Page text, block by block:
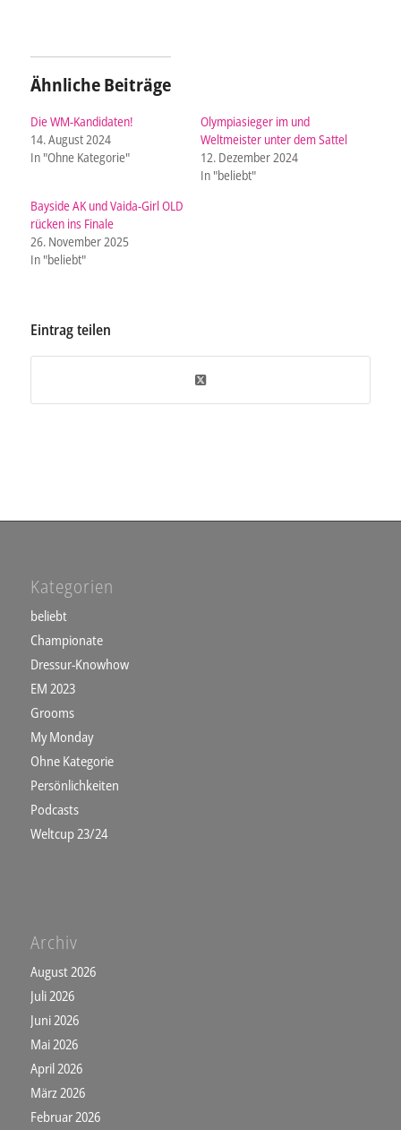
Ähnliche Beiträge
Die WM-Kandidaten!
14. August 2024
In "Ohne Kategorie"
Olympiasieger im und
Weltmeister unter dem Sattel
12. Dezember 2024
In "beliebt"
Bayside AK und Vaida-Girl OLD
rücken ins Finale
26. November 2025
In "beliebt"
Eintrag teilen
Kategorien
beliebt
Championate
Dressur-Knowhow
EM 2023
Grooms
My Monday
Ohne Kategorie
Persönlichkeiten
Podcasts
Weltcup 23/24
Archiv
August 2026
Juli 2026
Juni 2026
Mai 2026
April 2026
März 2026
Februar 2026